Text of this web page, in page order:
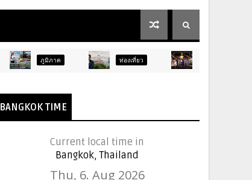
ท่องเที่ยว
BANGKOK TIME
Current local time in
Bangkok, Thailand